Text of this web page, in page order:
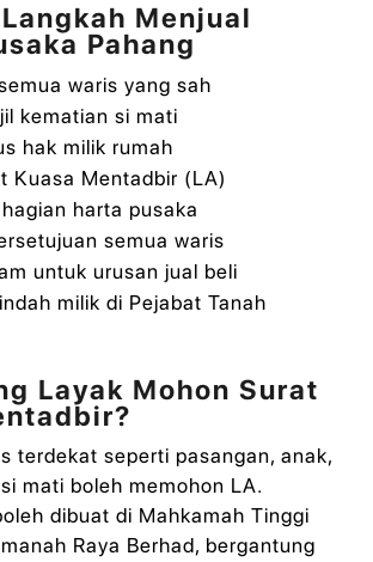
Menjual
Pahang
waris yang sah
kematian si mati
hak milik rumah
Kuasa Mentadbir (LA)
harta pusaka
semua waris
untuk urusan jual beli
milik di Pejabat Tanah
Layak Mohon Surat
terdekat seperti pasangan, anak,
mati boleh memohon LA.
dibuat di Mahkamah Tinggi
Raya Berhad, bergantung